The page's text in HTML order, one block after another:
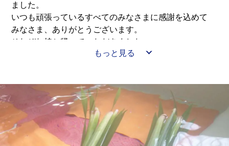
ました。
いつも頑張っているすべてのみなさまに感謝を込めて
みなさま、ありがとうございます。
それぞれ持ち帰っていただきました。
名前を書いて奥様にプレゼントした方もいらっしゃいま
もっと見る